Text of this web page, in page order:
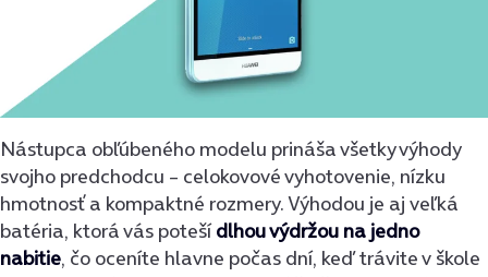
Nástupca obľúbeného modelu prináša všetky výhody
svojho predchodcu – celokovové vyhotovenie, nízku
hmotnosť a kompaktné rozmery. Výhodou je aj veľká
batéria, ktorá vás potešídlhou výdržou na jedno
nabitie, čo oceníte hlavne počas dní, keď trávite v škole